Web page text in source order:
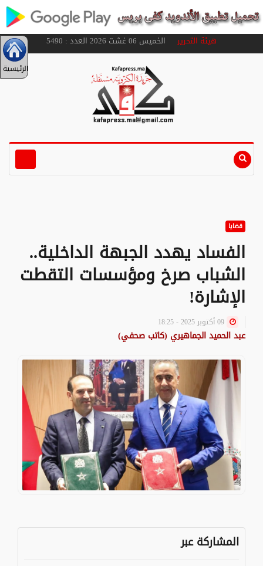
هيئة التحريرالخميس 06 غشت 2026 العدد : 5490
الرئيسية
قضايا
الفساد يهدد الجبهة الداخلية..
الشباب صرخ ومؤسسات التقطت
الإشارة!
عبد الحميد الجماهيري (كاتب صحفي)
المشاركة عبر